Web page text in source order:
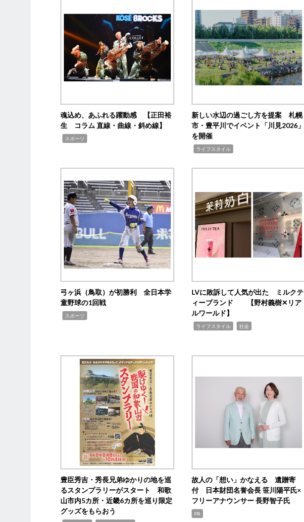
魂込め、あふれる躍動感 【正田裕
生 コラム 直線・曲線・斜め線】
スポーツ
新しい水辺の過ごし方を提案 札幌
市・豊平川でイベント「川見2026」
を開催
ライフスタイル
弓ヶ浜（鳥取）が初勝利 全日本学
童野球の1回戦
スポーツ
LVに敗訴して人気が出た ミルクテ
ィーブランド 【野村義樹✕リア
ルワールド】
ライフスタイル 社会
豊臣秀吉・秀長兄弟ゆかりの地を巡
るスタンプラリーがスタート 和歌
山市内5カ所・近畿6カ所を巡り限定
グッズをもらおう
故人の「想い」かなえる 遺贈寄
付 日本財団名誉会長 笹川陽平氏×
フリーアナウンサー 長野智子氏
PR